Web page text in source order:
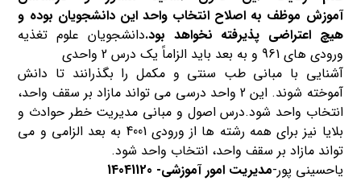
آموزش موظف به اصلاح انتخاب واحد این دانشجویان بوده و
هیچ اعتراضی پذیرفته نخواهد بود.دانشجویان علوم تغذیه
ورودی های 961 و به بعد باید الزاماً یک درس 2 واحدی
آشنایی با مبانی طب سنتی و مکمل را بگذرانند تا دانش
آموخته شوند. این 2 واحد درسی می تواند مازاد بر سقف واحد،
انتخاب واحد شود.درس اصول و مبانی مدیریت خطر حوادث و
بلایا نیز برای همه رشته ها از ورودی 4001 به بعد الزامی و می
تواند مازاد بر سقف واحد، انتخاب واحد شود.
یاحسینی پور-مدیریت امور آموزشی- 14041120